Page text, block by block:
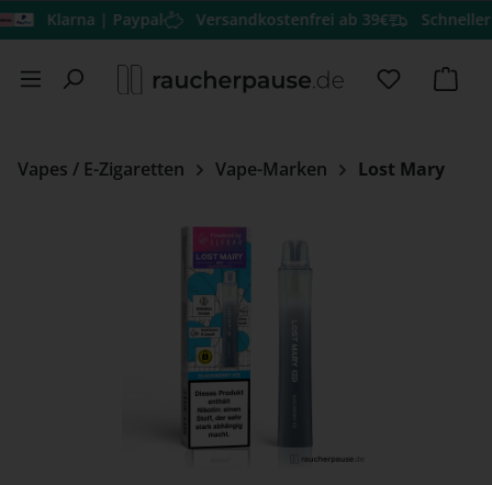
Zum Hauptinhalt springen
Klarna | Paypal Versandkostenfrei ab 39€ Schneller
Du hast
Vapes / E-Zigaretten Vape-Marken Lost Mary
Bildergalerie überspringen